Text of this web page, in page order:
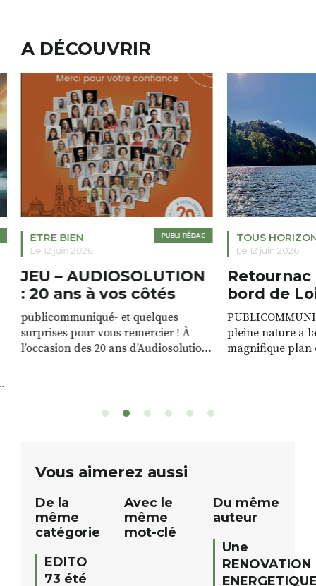
A DÉCOUVRIR
PUBLI-RÉDAC
ETRE BIEN
Le 12 juin 2026
JEU – AUDIOSOLUTION
: 20 ans à vos côtés
publicommuniqué- et quelques
surprises pour vous remercier ! À
l’occasion des 20 ans d’Audiosolution,
sont à gagner, sélectionnés auprès
12h à […]
TOUS
Le 12 juin 2026
Retournac
bord de
pleine nature a
magnifique plan
Vous aimerez aussi
De la
même
catégorie
EDITO
73 été
Avec le
même
mot-clé
Du même
auteur
Une
RENOVATION